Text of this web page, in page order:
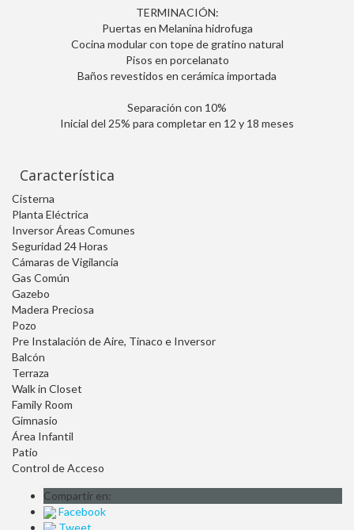
TERMINACIÓN:
Puertas en Melanina hidrofuga
Cocina modular con tope de gratino natural
Pisos en porcelanato
Baños revestidos en cerámica importada
Separación con 10%
Inicial del 25% para completar en 12 y 18 meses
Característica
Cisterna
Planta Eléctrica
Inversor Áreas Comunes
Seguridad 24 Horas
Cámaras de Vigilancia
Gas Común
Gazebo
Madera Preciosa
Pozo
Pre Instalación de Aire, Tinaco e Inversor
Balcón
Terraza
Walk in Closet
Family Room
Gimnasio
Área Infantil
Patio
Control de Acceso
Compartir en:
Facebook
Tweet